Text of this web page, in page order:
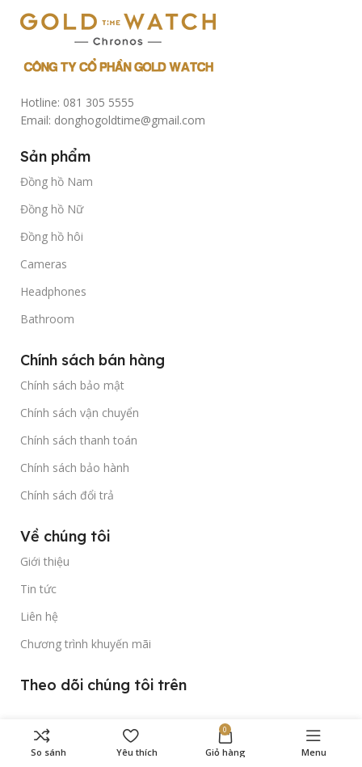
Hotline: 081 305 5555
Email: donghogoldtime@gmail.com
Sản phẩm
Đồng hồ Nam
Đồng hồ Nữ
Đồng hồ hôi
Cameras
Headphones
Bathroom
Chính sách bán hàng
Chính sách bảo mật
Chính sách vận chuyển
Chính sách thanh toán
Chính sách bảo hành
Chính sách đổi trả
Về chúng tôi
Giới thiệu
Tin tức
Liên hệ
Chương trình khuyến mãi
Theo dõi chúng tôi trên
Bản quyền thuộc về Gold Time Watch © 2023.
So sánh Yêu thích
0
Giỏ hàng Menu